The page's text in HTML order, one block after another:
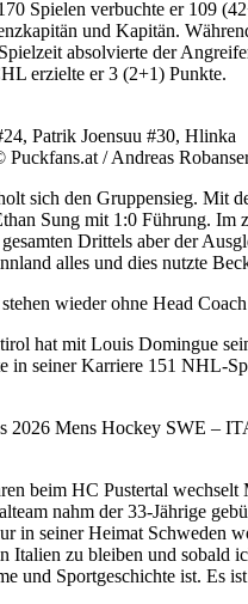
Spielen verbuchte er 109
und Kapitän.
absolvierte der
erzielte er 3 (2+1) Punkte.
Patrik Joensuu #30, Hlinka
/ Andreas
sich den Gruppensieg. Mit
Sung mit 1:0 Führung.
Drittels aber der
alles und dies nutzte
wieder ohne Head
hat mit Louis Domingue
in seiner Karriere 151 NHL-
2026 Mens Hockey SWE –
beim HC Pustertal
nahm der 33-Jährige
in seiner Heimat Schweden
Italien zu bleiben und sobald
und Sportgeschichte ist. Es